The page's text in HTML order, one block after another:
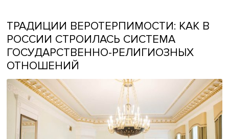
ТРАДИЦИИ ВЕРОТЕРПИМОСТИ:
РОССИИ СТРОИЛАСЬ СИСТЕМА
ГОСУДАРСТВЕННО-РЕЛИГИОЗНЫХ
ОТНОШЕНИЙ